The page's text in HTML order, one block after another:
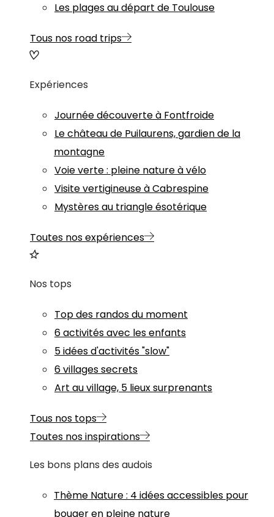
Les plages au départ de Toulouse
Tous nos road trips
Expériences
Journée découverte à Fontfroide
Le château de Puilaurens, gardien de la
montagne
Voie verte : pleine nature à vélo
Visite vertigineuse à Cabrespine
Mystères au triangle ésotérique
Toutes nos expériences
Nos tops
Top des randos du moment
6 activités avec les enfants
5 idées d'activités "slow"
6 villages secrets
Art au village, 5 lieux surprenants
Tous nos tops
Toutes nos inspirations
Les bons plans des audois
Thème Nature: 4 idées accessibles pour
bouger en pleine nature